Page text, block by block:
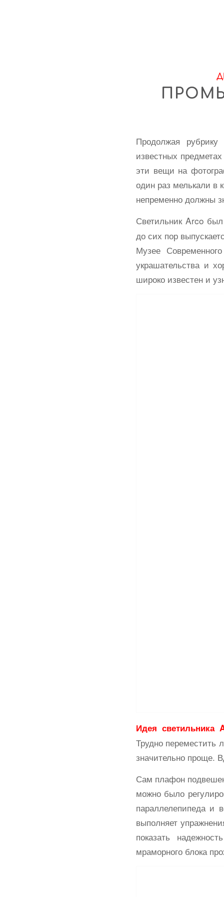
Продолжая
известных
эти вещи на
один раз мелькали в
непременно должны
Светильник Arco
до сих пор
Музее
украшательства и
широко известен и
Идея светильника
Трудно переместить
значительно проще.
Сам плафон
можно было
параллелепипеда и
выполняет
показать
мраморного блока